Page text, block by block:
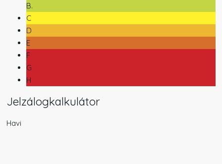
B.
C
D
E
F
G
H
Jelzálogkalkulátor
Havi